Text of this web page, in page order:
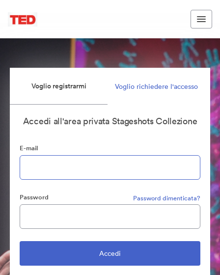
Voglio registrarmi Voglio richiedere l'accesso
Accedi all'area privata Stageshots Collezione
E-mail
Password Password dimenticata?